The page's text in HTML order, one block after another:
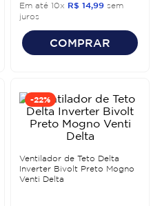
Em até 10x R$ 14,99 sem
juros
COMPRAR
-22%
Ventilador de Teto Delta
Inverter Bivolt Preto Mogno
Venti Delta